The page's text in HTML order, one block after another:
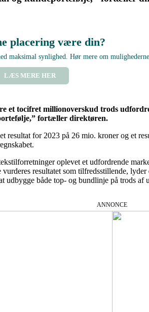
placering være din?
maksimal synlighed. Hør mere om mulighederne.
LÆS MERE HER
et tocifret millionoverskud trods
fortæller direktøren.
resultat for 2023 på 26 mio. kroner og et
oplevet et udfordrende
resultatet som tilfredsstillende,
både top- og bundlinje på trods af
ANNONCE